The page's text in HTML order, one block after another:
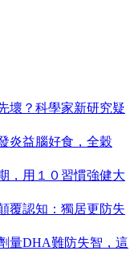
壞？科學家新研究疑
炎益腦好食，全穀
，用１０習慣強健大
覆認知：獨居更防失
量DHA難防失智，這